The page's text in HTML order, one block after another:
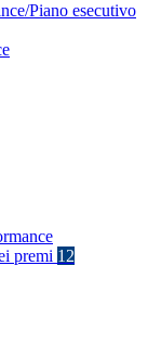
Piano esecutivo
premi 12